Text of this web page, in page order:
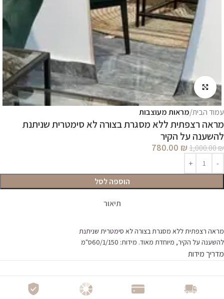
עמוד הבית מראות מעוצבות
מראה רצפתית ללא מסגרת בצורה לא סימטרית שניתנת
להשענה על הקיר
1,000.00₪
780.00 ₪
הוספה לסל
תיאור
מראה רצפתית ללא מסגרת בצורה לא סימטרית שניתנת
להשענה על הקיר, מיוחדת מאוד. מידות: 60/1/150ס"מ
מדריך מידות
לחץ להגדלה